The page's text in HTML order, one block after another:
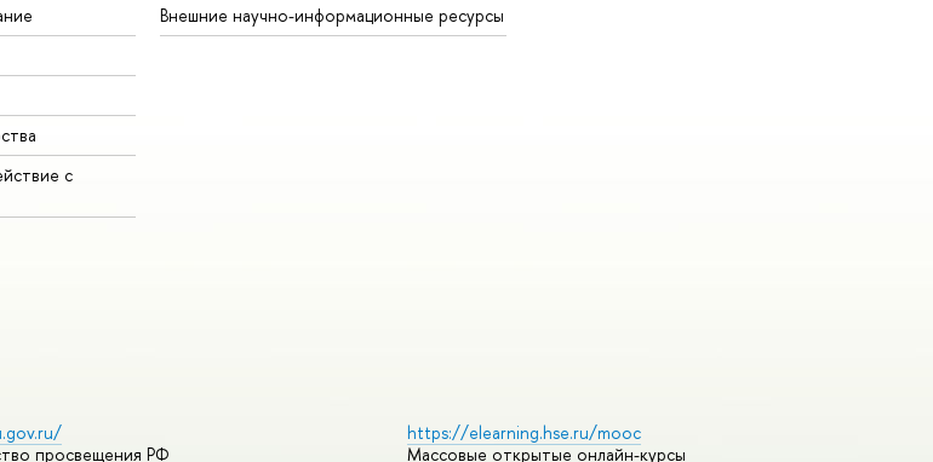
с
Внешние научно-информационные ресурсы
просвещения РФ
https://elearning.hse.ru/mooc
Массовые открытые онлайн-курсы